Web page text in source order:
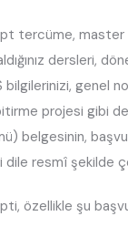
tercüme,
dersleri,
bilgilerinizi, genel
projesi gibi
belgesinin,
dile resmî şekilde
özellikle şu